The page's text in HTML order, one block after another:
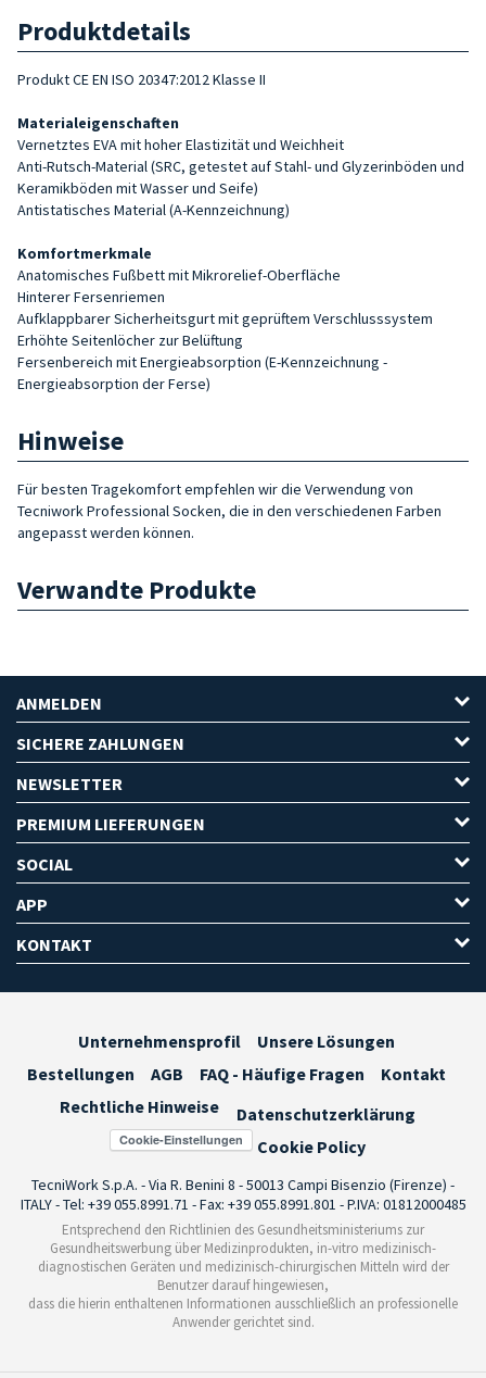
Produktdetails
Produkt CE EN ISO 20347:2012 Klasse II
Materialeigenschaften
Vernetztes EVA mit hoher Elastizität und Weichheit
Anti-Rutsch-Material (SRC, getestet auf Stahl- und Glyzerinböden und
Keramikböden mit Wasser und Seife)
Antistatisches Material (A-Kennzeichnung)
Komfortmerkmale
Anatomisches Fußbett mit Mikrorelief-Oberfläche
Hinterer Fersenriemen
Aufklappbarer Sicherheitsgurt mit geprüftem Verschlusssystem
Erhöhte Seitenlöcher zur Belüftung
Fersenbereich mit Energieabsorption (E-Kennzeichnung -
Energieabsorption der Ferse)
Hinweise
Für besten Tragekomfort empfehlen wir die Verwendung von
Tecniwork Professional Socken, die in den verschiedenen Farben
angepasst werden können.
Verwandte Produkte
ANMELDEN
SICHERE ZAHLUNGEN
NEWSLETTER
PREMIUM LIEFERUNGEN
SOCIAL
APP
KONTAKT
Unternehmensprofil
Unsere Lösungen
Bestellungen
AGB FAQ - Häufige Fragen
Kontakt
Rechtliche Hinweise
Datenschutzerklärung
Cookie-Einstellungen Cookie Policy
TecniWork S.p.A. - Via R. Benini 8 - 50013 Campi Bisenzio (Firenze) -
ITALY - Tel: +39 055.8991.71 - Fax: +39 055.8991.801 - P.IVA: 01812000485
Entsprechend den Richtlinien des Gesundheitsministeriums zur
Gesundheitswerbung über Medizinprodukten, in-vitro medizinisch-
diagnostischen Geräten und medizinisch-chirurgischen Mitteln wird der
Benutzer darauf hingewiesen,
dass die hierin enthaltenen Informationen ausschließlich an professionelle
Anwender gerichtet sind.